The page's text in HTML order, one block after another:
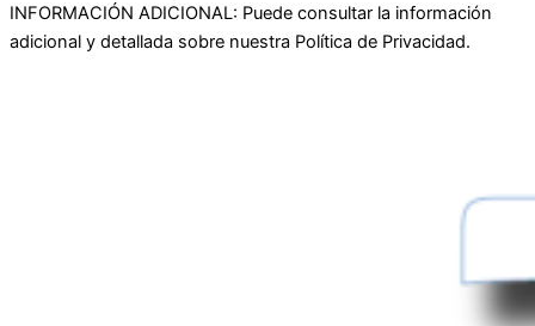
INFORMACIÓN ADICIONAL: Puede consultar la información
adicional y detallada sobre nuestra Política de Privacidad.